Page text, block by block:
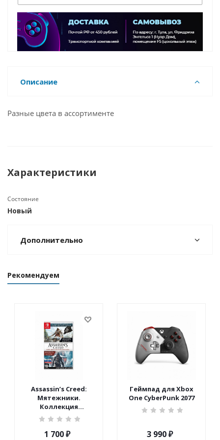
Описание
Разные цвета в ассортименте
Характеристики
Состояние
Новый
Дополнительно
Рекомендуем
Assassin’s Creed:
Мятежники.
Коллекция
(Nintendo Switch)
1 700₽
Геймпад для Xbox
One CyberPunk 2077
3 990₽